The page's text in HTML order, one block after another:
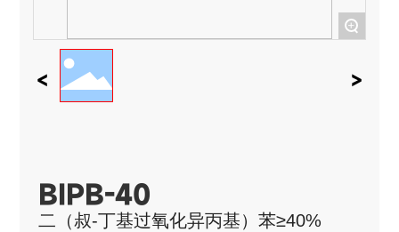
+
BIPB-40
二（叔-丁基过氧化异丙基）苯≥40%